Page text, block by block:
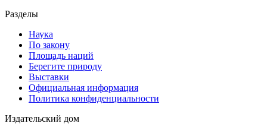
Разделы
Наука
По закону
Площадь наций
Берегите природу
Выставки
Официальная информация
Политика конфиденциальности
Издательский дом